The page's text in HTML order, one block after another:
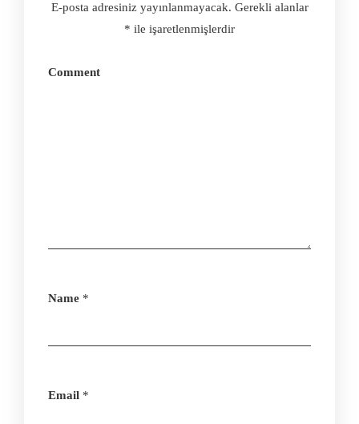
E-posta adresiniz yayınlanmayacak. Gerekli alanlar
* ile işaretlenmişlerdir
Comment
Name *
Email *